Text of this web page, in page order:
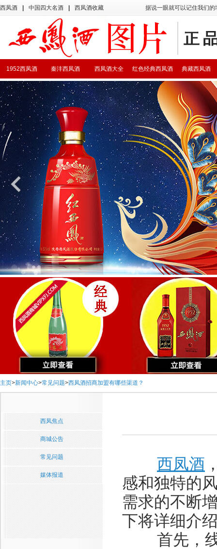
西凤酒 中国四大名酒 西凤酒收藏 据说一眼就可以记住我们
典藏西凤酒
红色经典西凤酒
西凤酒大全
秦沣西凤酒
1952西凤酒
主页>新闻中心>常见问题>西凤酒招商加盟有哪些渠道？
西凤焦点
商城公告
常见问题
媒体报道
西凤酒
感和独特的
需求的不断
下将详细介
首先，线